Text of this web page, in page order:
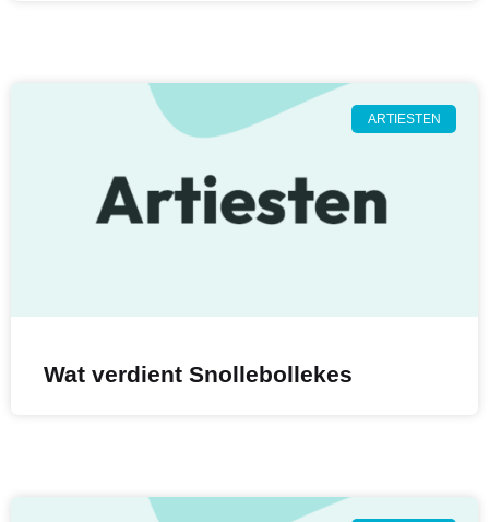
ARTIESTEN
Wat verdient Snollebollekes